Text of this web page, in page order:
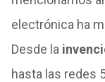
electrónica ha
Desde la
hasta las redes